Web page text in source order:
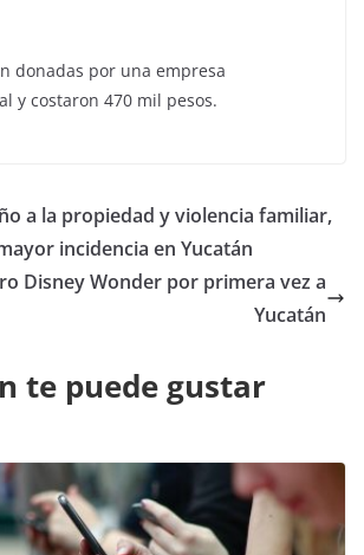
donadas por una empresa
y costaron 470 mil pesos.
a la propiedad y violencia familiar,
incidencia en Yucatán
Disney Wonder por primera vez a
Yucatán
te puede gustar